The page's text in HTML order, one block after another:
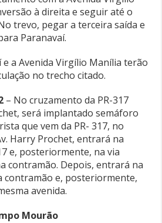
à direita e seguir até o
trevo, pegar a terceira saída e
Paranavaí.
e a Avenida Virgílio Manília terão
no trecho citado.
– No cruzamento da PR-317
será implantado semáforo
que vem da PR- 317, no
Harry Prochet, entrará na
e, posteriormente, na via
contramão. Depois, entrará na
contramão e, posteriormente,
avenida.
Mourão